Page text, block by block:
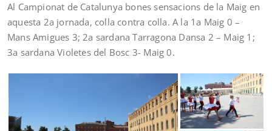
Al Campionat de Catalunya bones sensacions de la Maig en
aquesta 2a jornada, colla contra colla. A la 1a Maig 0 –
Mans Amigues 3; 2a sardana Tarragona Dansa 2 – Maig 1;
3a sardana Violetes del Bosc 3- Maig 0.